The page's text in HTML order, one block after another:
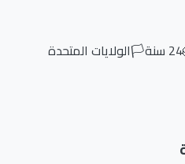
سنة🏳️الولايات المتحدة